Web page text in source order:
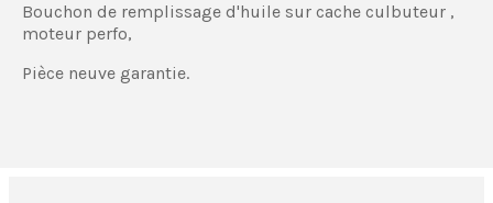
Bouchon de remplissage d'huile sur cache culbuteur ,
moteur perfo,
Pièce neuve garantie.